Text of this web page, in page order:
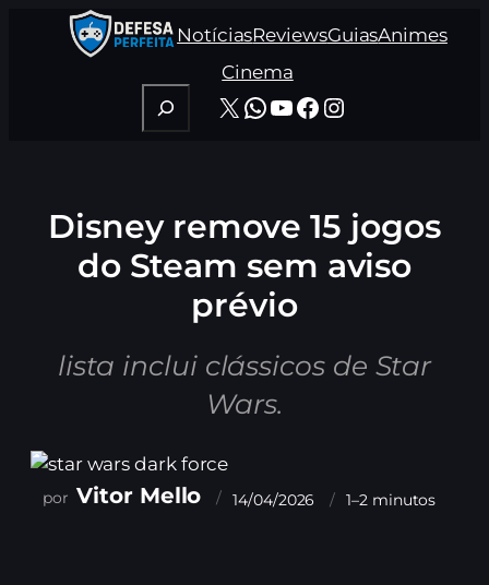
NotíciasReviewsGuiasAnimes
Cinema
Pesquisar
X WhatsApp
Youtube
Facebook
Instagram
Disney remove 15 jogos
do Steam sem aviso
prévio
lista inclui clássicos de Star
Wars.
Vitor Mello 14/04/2026 1–2 minutos